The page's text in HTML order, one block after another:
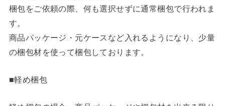
梱包をご依頼の際、何も選択せずに通常梱包で行われま
す。
商品パッケージ・元ケースなど入れるようになり、少量
の梱包材を使って梱包しております。
■軽め梱包